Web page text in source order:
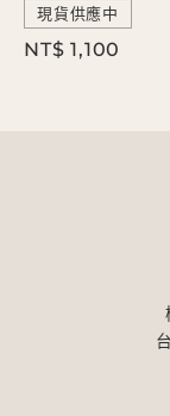
現貨供應中
NT$ 1,100